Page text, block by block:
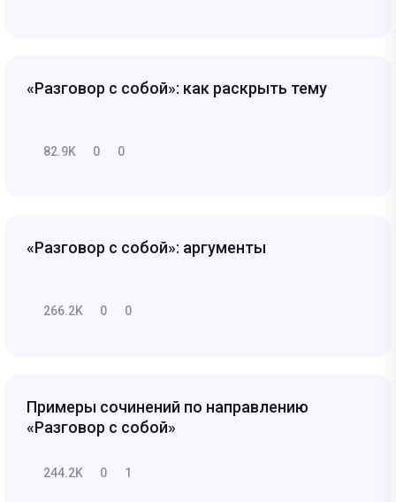
«Разговор с собой»: как раскрыть тему
82.9K 0 0
«Разговор с собой»: аргументы
266.2K 0 0
Примеры сочинений по направлению
«Разговор с собой»
244.2K 0 1